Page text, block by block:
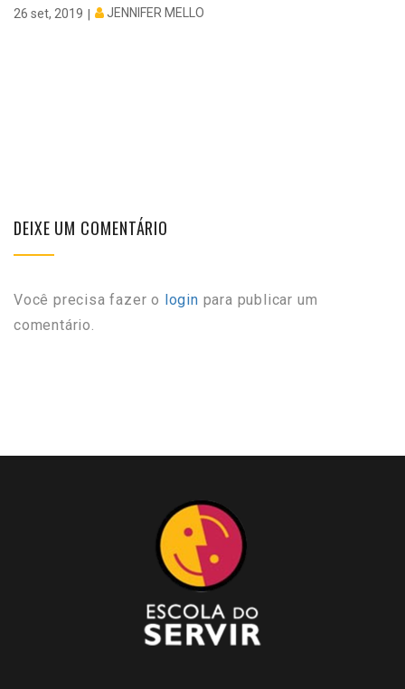
26 set, 2019 JENNIFER MELLO
DEIXE UM COMENTÁRIO
Você precisa fazer o login para publicar um
comentário.